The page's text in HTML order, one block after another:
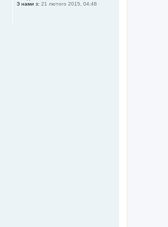
З нами з: 21 лютого 2015, 04:48